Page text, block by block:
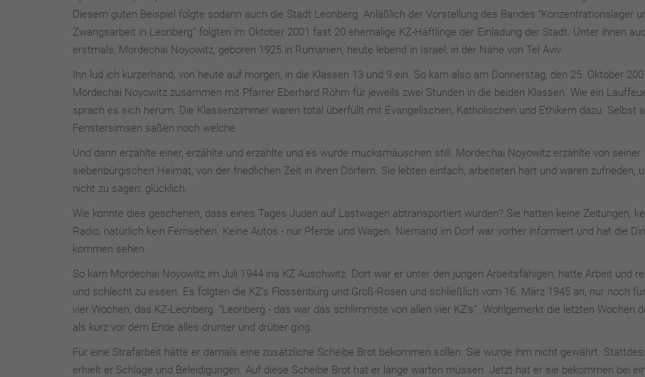
Diesem guten Beispiel folgte sodann auch die Stadt Leonberg. Anläßlich der Vorstellung des Bandes “Konzentrationslager
Zwangsarbeit in Leonberg” folgten im Oktober 2001 fast 20 ehemalige KZ-Häftlinge der Einladung der Stadt. Unter ihnen
erstmals, Mordechai Noyowitz, geboren 1925 in Rumänien, heute lebend in Israel, in der Nähe von Tel Aviv.
Ihn lud ich kurzerhand, von heute auf morgen, in die Klassen 13 und 9 ein. So kam also am Donnerstag, den 25. Oktober
Mordechai Noyowitz zusammen mit Pfarrer Eberhard Röhm für jeweils zwei Stunden in die beiden Klassen. Wie ein
sprach es sich herum. Die Klassenzimmer waren total überfüllt mit Evangelischen, Katholischen und Ethikern dazu. Selbst
Fenstersimsen saßen noch welche.
Und dann erzählte einer, erzählte und erzählte und es wurde mucksmäuschen still. Mordechai Noyowitz erzählte von seiner
siebenbürgischen Heimat, von der friedlichen Zeit in ihren Dörfern. Sie lebten einfach, arbeiteten hart und waren zufrieden,
nicht zu sagen: glücklich.
Wie konnte dies geschehen, dass eines Tages Juden auf Lastwagen abtransportiert wurden? Sie hatten keine Zeitungen,
Radio, natürlich kein Fernsehen. Keine Autos - nur Pferde und Wagen. Niemand im Dorf war vorher informiert und hat die
kommen sehen.
So kam Mordechai Noyowitz im Juli 1944 ins KZ Auschwitz. Dort war er unter den jungen Arbeitsfähigen, hatte Arbeit und
und schlecht zu essen. Es folgten die KZ’s Flossenbürg und Groß-Rosen und schließlich vom 16. März 1945 an, nur noch
vier Wochen, das KZ-Leonberg. “Leonberg - das war das schlimmste von allen vier KZ’s”. Wohlgemerkt die letzten Wochen
als kurz vor dem Ende alles drunter und drüber ging.
Für eine Strafarbeit hätte er damals eine zusätzliche Scheibe Brot bekommen sollen. Sie wurde ihm nicht gewährt.
erhielt er Schläge und Beleidigungen. Auf diese Scheibe Brot hat er lange warten müssen. Jetzt hat er sie bekommen bei